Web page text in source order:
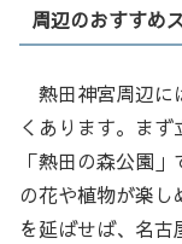
周辺のおすすめ
熱田神宮周辺に
くあります。ま
「熱田の森公園
の花や植物が楽
を延ばせば、名